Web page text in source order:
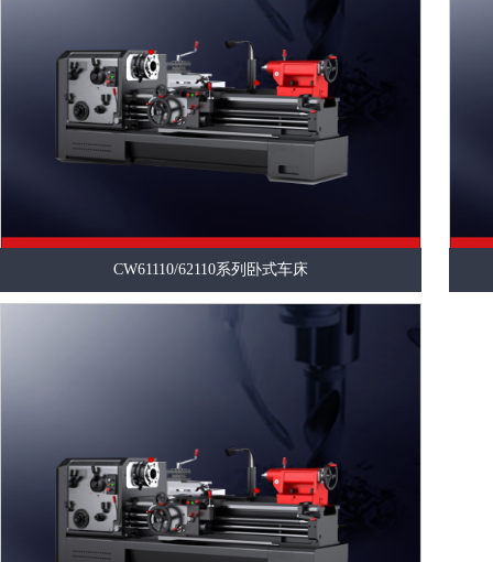
CW61110/62110系列卧式车床